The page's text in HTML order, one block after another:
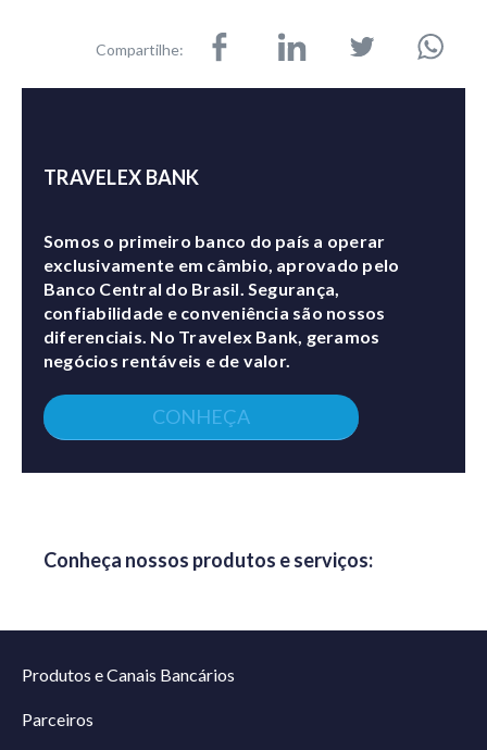
Compartilhe:
TRAVELEX BANK
Somos o primeiro banco do país a operar
exclusivamente em câmbio, aprovado pelo
Banco Central do Brasil. Segurança,
confiabilidade e conveniência são nossos
diferenciais. No Travelex Bank, geramos
negócios rentáveis e de valor.
CONHEÇA
Conheça nossos produtos e serviços:
Produtos e Canais Bancários
Parceiros